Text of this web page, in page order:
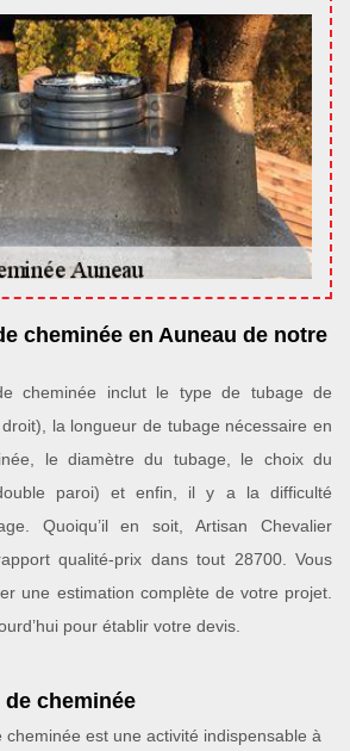
cheminée en Auneau de notre
cheminée inclut le type de tubage de
la longueur de tubage nécessaire en
le diamètre du tubage, le choix du
paroi) et enfin, il y a la difficulté
Quoiqu’il en soit, Artisan Chevalier
qualité-prix dans tout 28700. Vous
une estimation complète de votre projet.
pour établir votre devis.
cheminée
cheminée est une activité indispensable à